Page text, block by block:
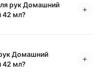
рук Домашний
42 мл?
Домашний
42 мл?